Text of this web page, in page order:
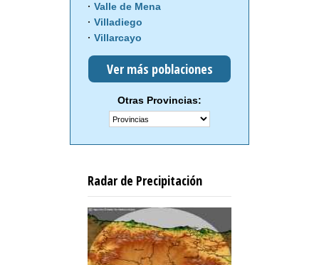
Valle de Mena
Villadiego
Villarcayo
Ver más poblaciones
Otras Provincias:
Radar de Precipitación